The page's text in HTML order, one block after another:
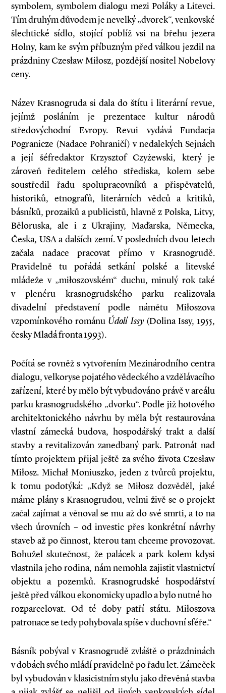
symbolem, symbolem dialogu mezi Poláky a Litevci.
Tím druhým důvodem je nevelký „dvorek“, venkovské
šlechtické sídlo, stojící poblíž vsi na břehu jezera
Holny, kam ke svým příbuzným před válkou jezdil na
prázdniny Czesław Miłosz, pozdější nositel Nobelovy
ceny.
Název Krasnogruda si dala do štítu i literární revue,
jejímž posláním je prezentace kultur národů
středovýchodní Evropy. Revui vydává Fundacja
Pogranicze (Nadace Pohraničí) v nedalekých Sejnách
a její šéfredaktor Krzysztof Czyżewski, který je
zároveň ředitelem celého střediska, kolem sebe
soustředil řadu spolupracovníků a přispěvatelů,
historiků, etnografů, literárních vědců a kritiků,
básníků, prozaiků a publicistů, hlavně z Polska, Litvy,
Běloruska, ale i z Ukrajiny, Maďarska, Německa,
Česka, USA a dalších zemí. V posledních dvou letech
začala nadace pracovat přímo v Krasnogrudě.
Pravidelně tu pořádá setkání polské a litevské
mládeže v „miłoszovském“ duchu, minulý rok také
v plenéru krasnogrudského parku realizovala
divadelní představení podle námětu Miłoszova
vzpomínkového románu Údolí Issy(Dolina Issy, 1955,
česky Mladá fronta 1993).
Počítá se rovněž s vytvořením Mezinárodního centra
dialogu, velkoryse pojatého vědeckého a vzdělávacího
zařízení, které by mělo být vybudováno právě v areálu
parku krasnogrudského „dvorku“. Podle již hotového
architektonického návrhu by měla být restaurována
vlastní zámecká budova, hospodářský trakt a další
stavby a revitalizován zanedbaný park. Patronát nad
tímto projektem přijal ještě za svého života Czesław
Miłosz. Michał Moniuszko, jeden z tvůrců projektu,
k tomu podotýká: „Když se Miłosz dozvěděl, jaké
máme plány s Krasnogrudou, velmi živě se o projekt
začal zajímat a věnoval se mu až do své smrti, a to na
všech úrovních – od investic přes konkrétní návrhy
staveb až po činnost, kterou tam chceme provozovat.
Bohužel skutečnost, že palácek a park kolem kdysi
vlastnila jeho rodina, nám nemohla zajistit vlastnictví
objektu a pozemků. Krasnogrudské hospodářství
ještě před válkou ekonomicky upadlo a bylo nutné ho
rozparcelovat. Od té doby patří státu. Miłoszova
patronace se tedy pohybovala spíše v duchovní sféře.“
Básník pobýval v Krasnogrudě zvláště o prázdninách
v dobách svého mládí pravidelně po řadu let. Zámeček
byl vybudován v klasicistním stylu jako dřevěná stavba